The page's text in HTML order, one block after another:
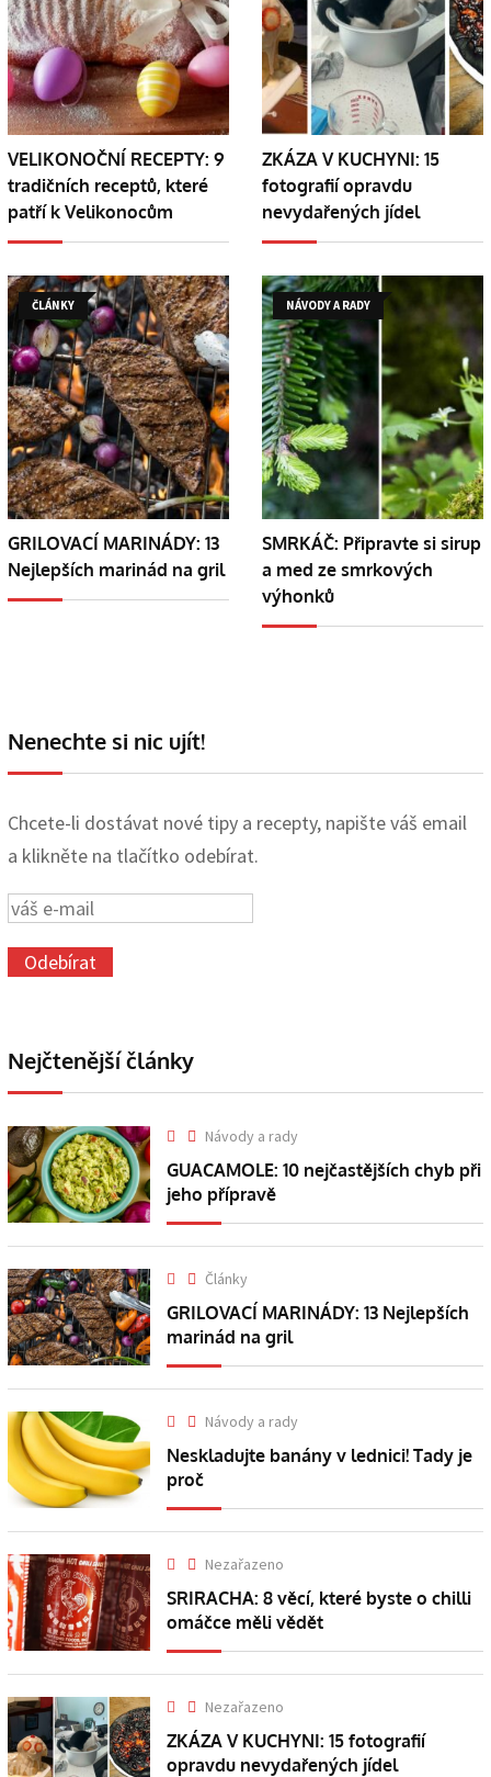
VELIKONOČNÍ RECEPTY: 9
tradičních receptů, které
patří k Velikonocům
ZKÁZA V KUCHYNI: 15
fotografií opravdu
nevydařených jídel
ČLÁNKY
GRILOVACÍ MARINÁDY: 13
Nejlepších marinád na gril
NÁVODY A RADY
SMRKÁČ: Připravte si sirup
a med ze smrkových
výhonků
Nenechte si nic ujít!
Chcete-li dostávat nové tipy a recepty, napište váš email
a klikněte na tlačítko odebírat.
Nejčtenější články
Návody a rady
GUACAMOLE: 10 nejčastějších chyb při
jeho přípravě
Články
GRILOVACÍ MARINÁDY: 13 Nejlepších
marinád na gril
Návody a rady
Neskladujte banány v lednici! Tady je
proč
Nezařazeno
SRIRACHA: 8 věcí, které byste o chilli
omáčce měli vědět
Nezařazeno
ZKÁZA V KUCHYNI: 15 fotografií
opravdu nevydařených jídel